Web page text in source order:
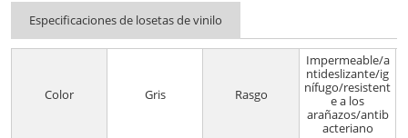
Especificaciones de losetas de vinilo
Color Gris Rasgo
Impermeable/a
ntideslizante/ig
nífugo/resistent
e a los
arañazos/antib
acteriano